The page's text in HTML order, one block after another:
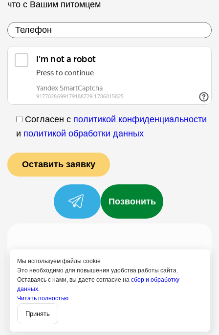
что с Вашим питомцем
Согласен с политикой конфиденциальности
и политикой обработки данных
Мы используем файлы cookie
Это необходимо для повышения удобства работы сайта.
Оставаясь с нами, вы даете согласие на сбор и обработку
данных.
Читать полностью
Принять
Позвонить
Политика конфиденциальности
Согласие на обработку
8 (499) 113-80-28
Павловский Посад